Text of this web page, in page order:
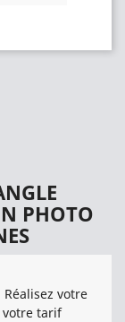
PHOTO
votre
votre tarif